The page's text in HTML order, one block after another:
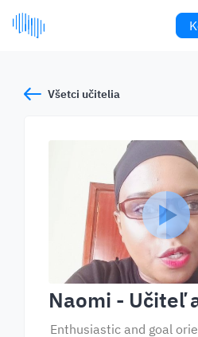
Všetci učitelia
Naomi - Učiteľ
Enthusiastic and goal